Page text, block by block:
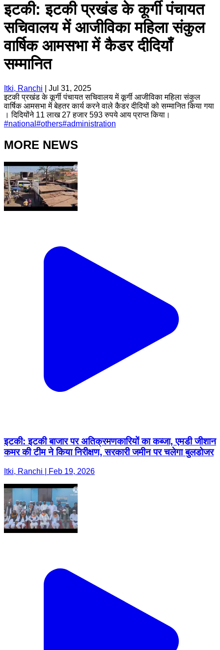
इटकी: इटकी प्रखंड के कूर्गी पंचायत
सचिवालय में आजीविका महिला संकुल
वार्षिक आमसभा में कैडर दीदियाँ
सम्मानित
Itki, Ranchi
Jul 31, 2025
इटकी प्रखंड के कूर्गी पंचायत सचिवालय में कूर्गी आजीविका महिला संकुल
वार्षिक आमसभा में बेहतर कार्य करने वाले कैडर दीदियों को सम्मानित किया गया
। दिदियोंने 11 लाख 27 हजार 593 रुपये आय प्राप्त किया।
#national #others#administration
MORE NEWS
इटकी: इटकी बाजार पर अतिक्रमणकारियों का कब्जा, एमडी जीशान
कमर की टीम ने किया निरीक्षण, सरकारी जमीन पर चलेगा बुलडोजर
Itki, Ranchi | Feb 19, 2026